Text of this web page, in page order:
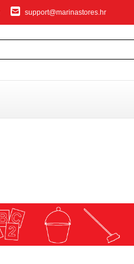
support@marinastores.hr